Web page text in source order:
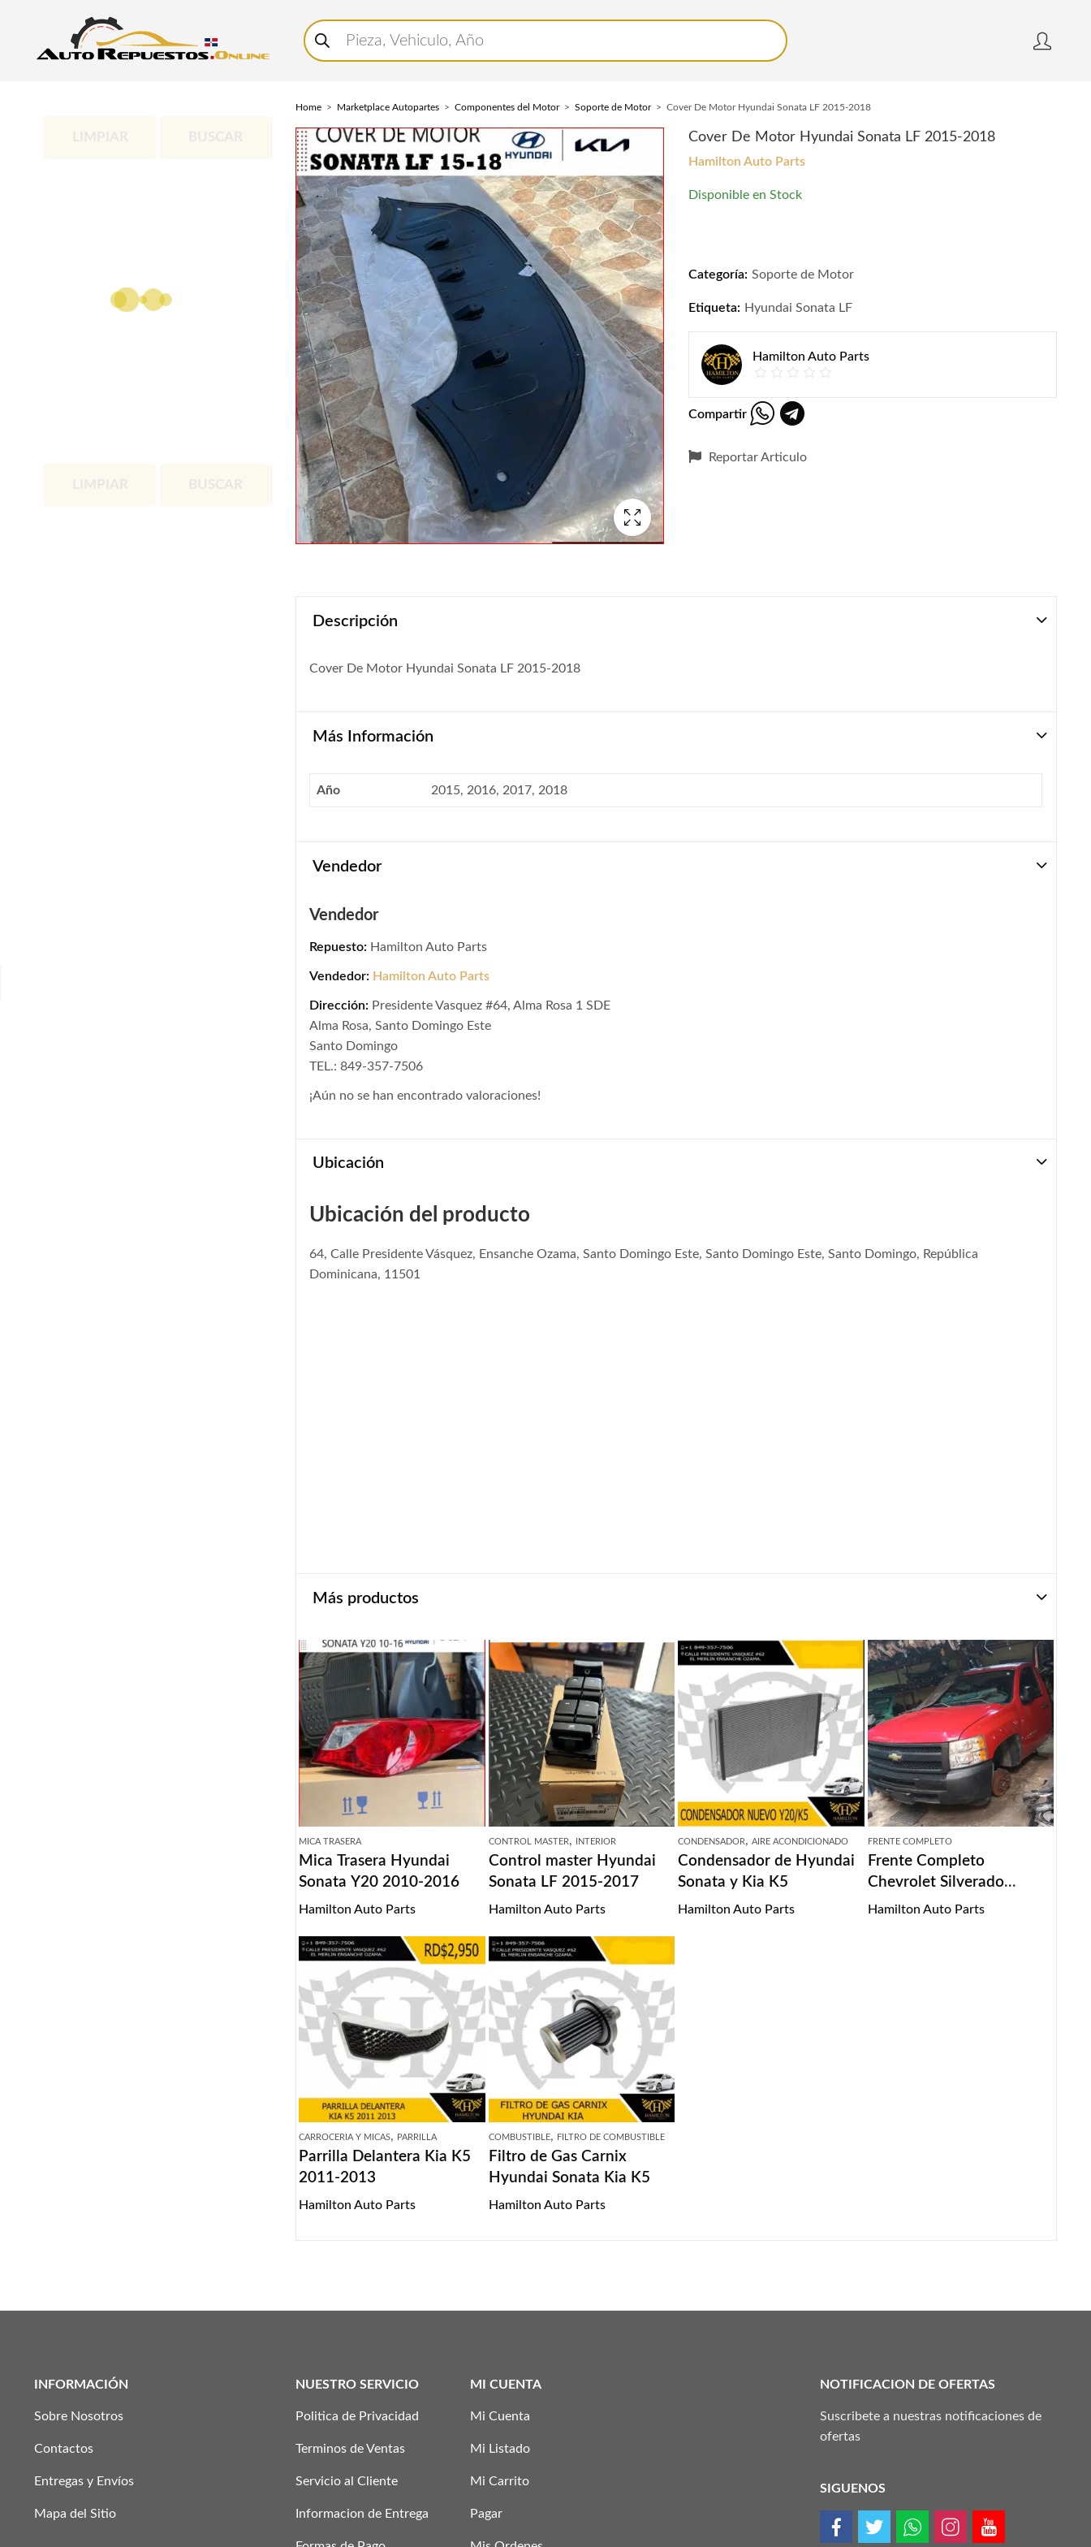
Buscar
productos
Home Marketplace Autopartes Componentes del Motor Soporte de Motor Cover De Motor Hyundai Sonata LF 2015-2018
Cover De Motor Hyundai Sonata LF 2015-2018
Hamilton Auto Parts
Disponible en Stock
Categoría: Soporte de Motor
Etiqueta: Hyundai Sonata LF
Hamilton Auto Parts
Compartir
Reportar Articulo
Descripción
Cover De Motor Hyundai Sonata LF 2015-2018
Más Información
Año 2015, 2016, 2017, 2018
Vendedor
Vendedor
Repuesto: Hamilton Auto Parts
Vendedor: Hamilton Auto Parts
Dirección: Presidente Vasquez #64, Alma Rosa 1 SDE
Alma Rosa, Santo Domingo Este
Santo Domingo
TEL.: 849-357-7506
¡Aún no se han encontrado valoraciones!
Ubicación
Ubicación del producto
64, Calle Presidente Vásquez, Ensanche Ozama, Santo Domingo Este, Santo Domingo Este, Santo Domingo, República
Dominicana, 11501
Más productos
MICA TRASERA
Mica Trasera Hyundai
Sonata Y20 2010-2016
Hamilton Auto Parts
CONTROL MASTER, INTERIOR
Control master Hyundai
Sonata LF 2015-2017
Hamilton Auto Parts
CONDENSADOR,AIRE ACONDICIONADO
Condensador de Hyundai
Sonata y Kia K5
Hamilton Auto Parts
FRENTE COMPLETO
Frente Completo
Chevrolet Silverado
2008/2011
Hamilton Auto Parts
CARROCERIA Y MICAS, PARRILLA
Parrilla Delantera Kia K5
2011-2013
Hamilton Auto Parts
COMBUSTIBLE, FILTRO DE COMBUSTIBLE
Filtro de Gas Carnix
Hyundai Sonata Kia K5
Hamilton Auto Parts
INFORMACIÓN
Sobre Nosotros
Contactos
Entregas y Envíos
Mapa del Sitio
NUESTRO SERVICIO
Politica de Privacidad
Terminos de Ventas
Servicio al Cliente
Informacion de Entrega
MI CUENTA
Mi Cuenta
Mi Listado
Mi Carrito
Pagar
NOTIFICACION DE OFERTAS
Suscribete a nuestras notificaciones de
ofertas
SIGUENOS